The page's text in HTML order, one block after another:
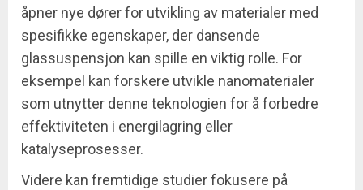
åpner nye dører for utvikling av materialer med
spesifikke egenskaper, der dansende
glassuspensjon kan spille en viktig rolle. For
eksempel kan forskere utvikle nanomaterialer
som utnytter denne teknologien for å forbedre
effektiviteten i energilagring eller
katalyseprosesser.
Videre kan fremtidige studier fokusere på